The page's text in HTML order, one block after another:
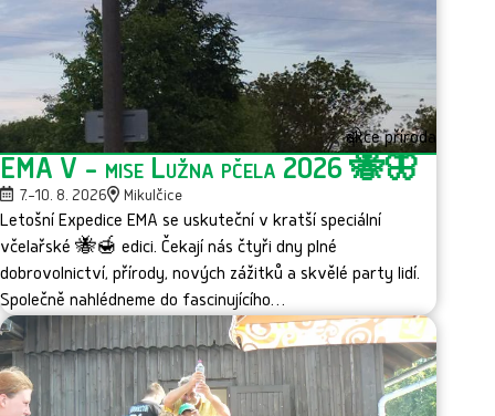
akce příroda
EMA V - mise Lužna pčela 2026 🐝🦋
7.–10. 8. 2026 Mikulčice
Letošní Expedice EMA se uskuteční v kratší speciální
včelařské 🐝🍯 edici. Čekají nás čtyři dny plné
dobrovolnictví, přírody, nových zážitků a skvělé party lidí.
Společně nahlédneme do fascinujícího…